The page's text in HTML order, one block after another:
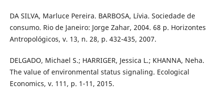
DA SILVA, Marluce Pereira. BARBOSA, Lívia. Sociedade de
consumo. Rio de Janeiro: Jorge Zahar, 2004. 68 p. Horizontes
Antropológicos, v. 13, n. 28, p. 432-435, 2007.
DELGADO, Michael S.; HARRIGER, Jessica L.; KHANNA, Neha.
The value of environmental status signaling. Ecological
Economics, v. 111, p. 1-11, 2015.